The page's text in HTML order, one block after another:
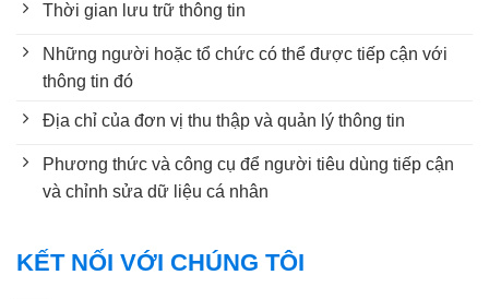
Thời gian lưu trữ thông tin
Những người hoặc tổ chức có thể được tiếp cận với
thông tin đó
Địa chỉ của đơn vị thu thập và quản lý thông tin
Phương thức và công cụ để người tiêu dùng tiếp cận
và chỉnh sửa dữ liệu cá nhân
KẾT NỐI VỚI CHÚNG TÔI